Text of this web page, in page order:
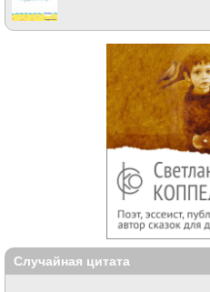
Случайная цитата